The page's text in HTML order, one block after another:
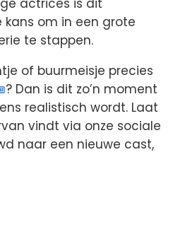
actrices is dit
kans om in een grote
te stappen.
of buurmeisje precies
? Dan is dit zo’n moment
realistisch wordt. Laat
vindt via onze sociale
naar een nieuwe cast,